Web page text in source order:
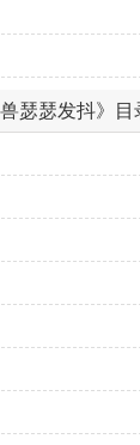
瑟瑟发抖》目